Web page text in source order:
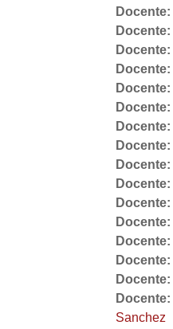
Docente:
Docente:
Docente:
Docente:
Docente:
Docente:
Docente:
Docente:
Docente:
Docente:
Docente:
Docente:
Docente:
Docente:
Docente:
Docente:
Sanchez